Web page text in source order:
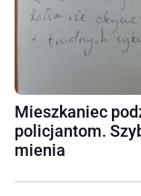
Mieszkaniec
policjantom.
mienia